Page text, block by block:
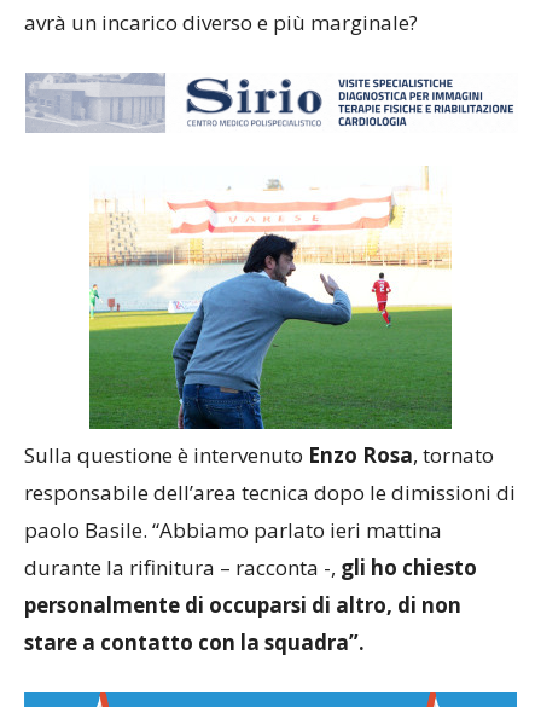
avrà un incarico diverso e più marginale?
Sulla questione è intervenuto Enzo Rosa, tornato
responsabile dell’area tecnica dopo le dimissioni di
paolo Basile. “Abbiamo parlato ieri mattina
durante la rifinitura – racconta -, gli ho chiesto
personalmente di occuparsi di altro, di non
stare a contatto con la squadra”.